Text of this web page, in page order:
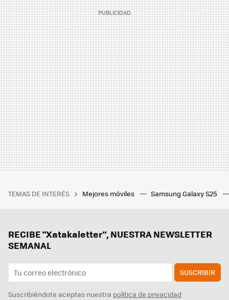
TEMAS DE INTERÉS Mejores móviles Samsung Galaxy S25
RECIBE "Xatakaletter", NUESTRA NEWSLETTER
SEMANAL
SUSCRIBIR
Suscribiéndote aceptas nuestra política de privacidad